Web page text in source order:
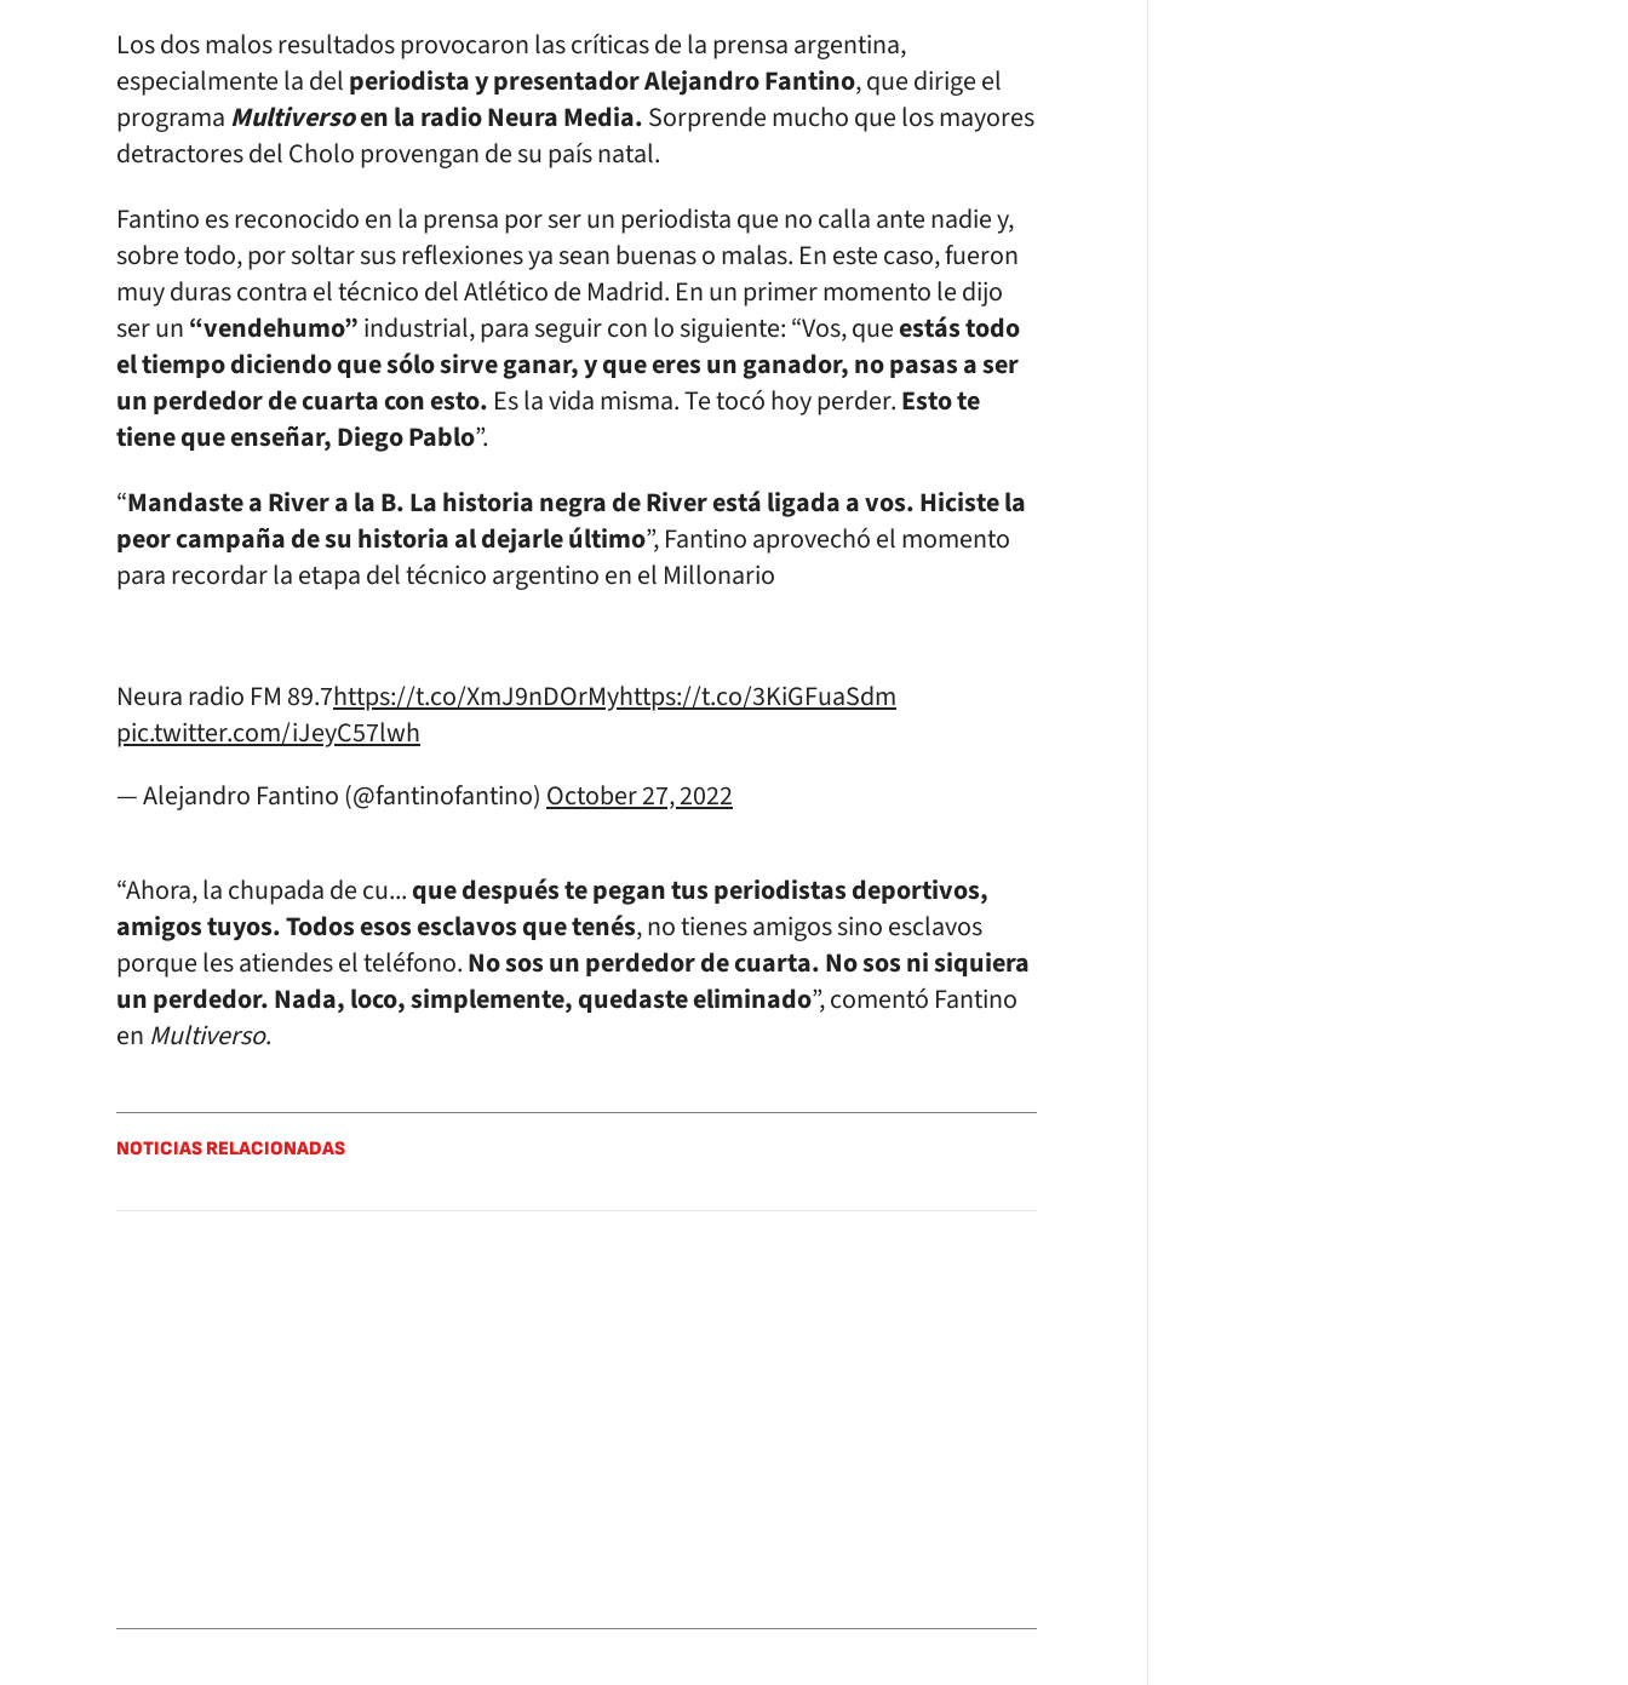
Los dos malos resultados provocaron las críticas de la prensa argentina,
especialmente la delperiodista y presentador Alejandro Fantino, que dirige el
programaMultiversoen la radio Neura Media.Sorprende mucho que los mayores
detractores del Cholo provengan de su país natal.
Fantino es reconocido en la prensa por ser un periodista que no calla ante nadie y,
sobre todo, por soltar sus reflexiones ya sean buenas o malas. En este caso, fueron
muy duras contra el técnico del Atlético de Madrid. En un primer momento le dijo
ser un“vendehumo”industrial, para seguir con lo siguiente: “Vos, queestás todo
el tiempo diciendo que sólo sirve ganar, y que eres un ganador, no pasas a ser
un perdedor de cuarta con esto. Es la vida misma. Te tocó hoy perder.Esto te
tiene que enseñar, Diego Pablo”.
“Mandaste a River a la B. La historia negra de River está ligada a vos. Hiciste la
peor campaña de su historia al dejarle último”, Fantino aprovechó el momento
para recordar la etapa del técnico argentino en el Millonario
Neura radio FM 89.7https://t.co/XmJ9nDOrMyhttps://t.co/3KiGFuaSdm
pic.twitter.com/iJeyC57lwh
— Alejandro Fantino (@fantinofantino) October 27, 2022
“Ahora, la chupada de cu...que después te pegan tus periodistas deportivos,
amigos tuyos. Todos esos esclavos que tenés, no tienes amigos sino esclavos
porque les atiendes el teléfono.No sos un perdedor de cuarta. No sos ni siquiera
un perdedor. Nada, loco, simplemente, quedaste eliminado”, comentó Fantino
en Multiverso.
NOTICIAS RELACIONADAS